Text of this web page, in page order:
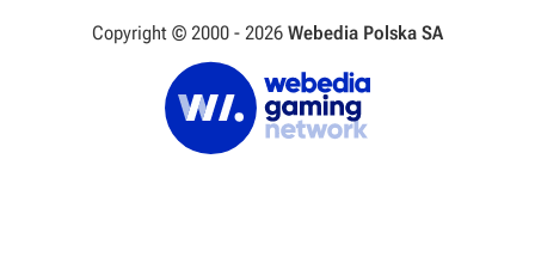
Copyright © 2000 - 2026 Webedia Polska SA